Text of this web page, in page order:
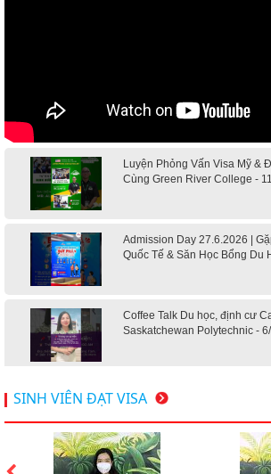
Luyện Phỏng Vấn Visa Mỹ &
Cùng Green River College -
Admission Day 27.6.2026 |
Quốc Tế & Săn Học Bổng Du
Coffee Talk Du học, định cư
Saskatchewan Polytechnic -
Hội thảo du học Mỹ 18.4.2026
dưới 20k/ năm
Du học Mỹ 2026 - Lấy bằng
SINH VIÊN ĐẠT VISA